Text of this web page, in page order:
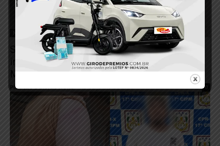
Novo Progresso
Suspeitos de homicídio são presos após
investigação e monitoramento da Polícia
Militar em Novo Progresso
Plantão 24horas News - 18 de junho de 2026 0